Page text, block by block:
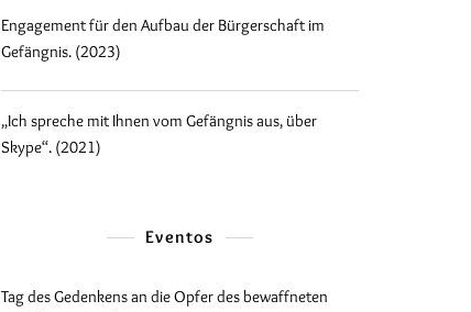
Engagement für den Aufbau der Bürgerschaft im
Gefängnis. (2023)
„Ich spreche mit Ihnen vom Gefängnis aus, über
Skype“. (2021)
Eventos
Tag des Gedenkens an die Opfer des bewaffneten